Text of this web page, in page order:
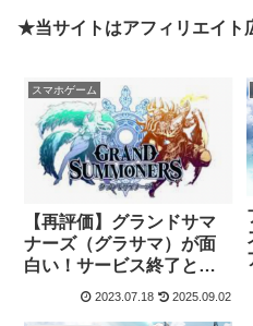
★当サイトはアフィリエイト
スマホゲーム
【再評価】グランドサマ
ナーズ（グラサマ）が面
白い！サービス終了とは
無縁の名作RPG
2023.07.18 2025.09.02